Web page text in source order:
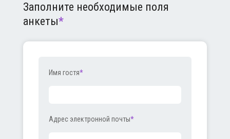
Заполните необходимые поля
анкеты*
Имя гостя*
Адрес электронной почты*